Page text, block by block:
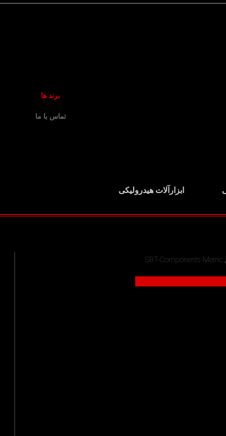
ابزارآلات هیدرولیکی
برند ها
تماس با ما